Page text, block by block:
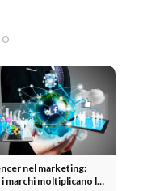
nel marketing:
i marchi moltiplicano la